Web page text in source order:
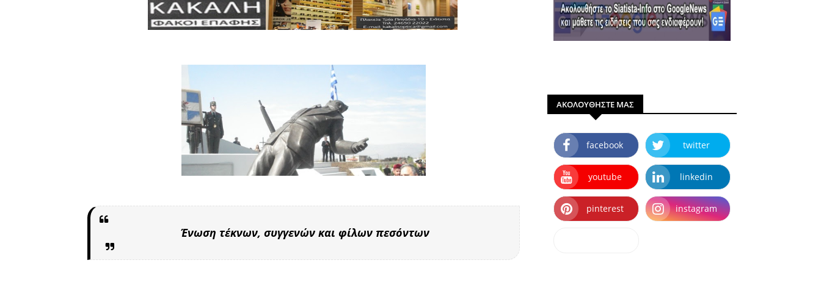
Ένωση τέκνων, συγγενών και φίλων πεσόντων
ΑΚΟΛΟΥΘΗΣΤΕ ΜΑΣ
facebook twitter
youtube linkedin
pinterest instagram